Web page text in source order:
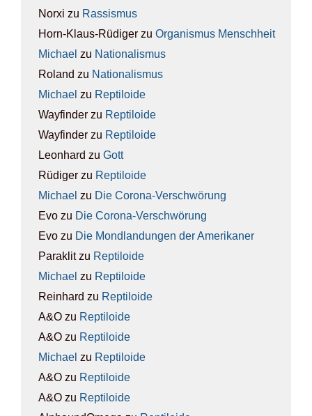
Norxi zu Ras­sis­mus
Horn-Klaus-Rüdiger zu Orga­nis­mus Mensch­heit
Michael zu Natio­na­lis­mus
Roland zu Natio­na­lis­mus
Michael zu Rep­ti­lo­ide
Wayfinder zu Rep­ti­lo­ide
Wayfinder zu Rep­ti­lo­ide
Leonhard zu Gott
Rüdiger zu Rep­ti­lo­ide
Michael zu Die Coro­na-Ver­schwö­rung
Evo zu Die Coro­na-Ver­schwö­rung
Evo zu Die Mond­lan­dun­gen der Ame­ri­ka­ner
Paraklitzu Rep­ti­lo­ide
Michael zu Rep­ti­lo­ide
Reinhard zu Rep­ti­lo­ide
A&O zu Rep­ti­lo­ide
A&O zu Rep­ti­lo­ide
Michael zu Rep­ti­lo­ide
A&O zu Rep­ti­lo­ide
A&O zu Rep­ti­lo­ide